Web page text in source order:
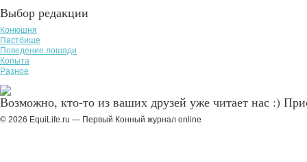
Выбор редакции
Конюшня
Пастбище
Поведение лошади
Копыта
Разное
Возможно, кто-то из ваших друзей уже читает нас :)
© 2026 EquiLife.ru — Первый Конный журнал online